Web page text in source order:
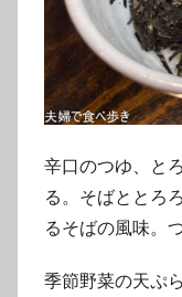
辛口のつゆ、と
る。そばととろ
るそばの風味。
季節野菜の天ぷ